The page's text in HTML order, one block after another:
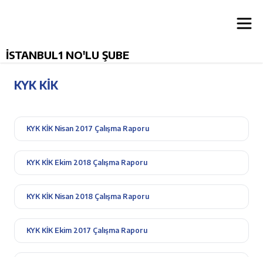
İSTANBUL1 NO'LU ŞUBE
KYK KİK
KYK KİK Nisan 2017 Çalışma Raporu
KYK KİK Ekim 2018 Çalışma Raporu
KYK KİK Nisan 2018 Çalışma Raporu
KYK KİK Ekim 2017 Çalışma Raporu